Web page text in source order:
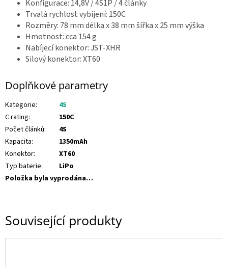
Související produkty
Konfigurace: 14,8V / 4S1P / 4 články
Trvalá rychlost vybíjení: 150C
Rozměry: 78 mm délka x 38 mm šířka x 25 mm výška
Hmotnost: cca 154 g
Nabíjecí konektor: JST-XHR
Silový konektor: XT60
Doplňkové parametry
Kategorie:
4S
C rating:
150C
Počet článků:
4S
Kapacita:
1350mAh
Konektor:
XT60
Typ baterie:
LiPo
Položka byla vyprodána…